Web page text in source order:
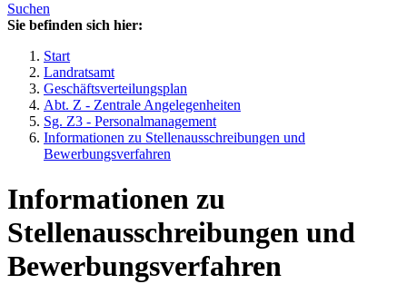
Suchen
Sie befinden sich hier:
Start
Landratsamt
Geschäftsverteilungsplan
Abt. Z - Zentrale Angelegenheiten
Sg. Z3 - Personalmanagement
Informationen zu Stellenausschreibungen und
Bewerbungsverfahren
Informationen zu
Stellenausschreibungen und
Bewerbungsverfahren